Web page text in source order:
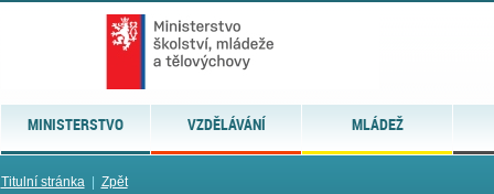
MINISTERSTVO VZDĚLÁVÁNÍ MLÁDEŽ
Titulní stránka| Zpět